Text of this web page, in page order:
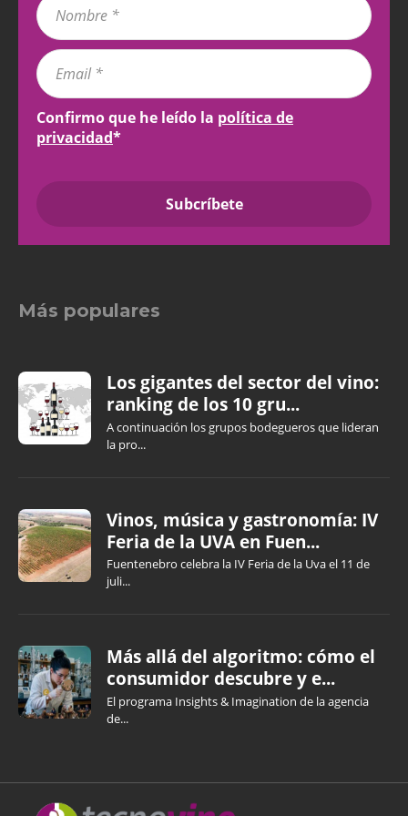
Confirmo que he leído la política de
privacidad*
Más populares
Los gigantes del sector del vino:
ranking de los 10 gru...
A continuación los grupos bodegueros que lideran
la pro...
Vinos, música y gastronomía: IV
Feria de la UVA en Fuen...
Fuentenebro celebra la IV Feria de la Uva el 11 de
juli...
Más allá del algoritmo: cómo el
consumidor descubre y e...
El programa Insights & Imagination de la agencia
de...